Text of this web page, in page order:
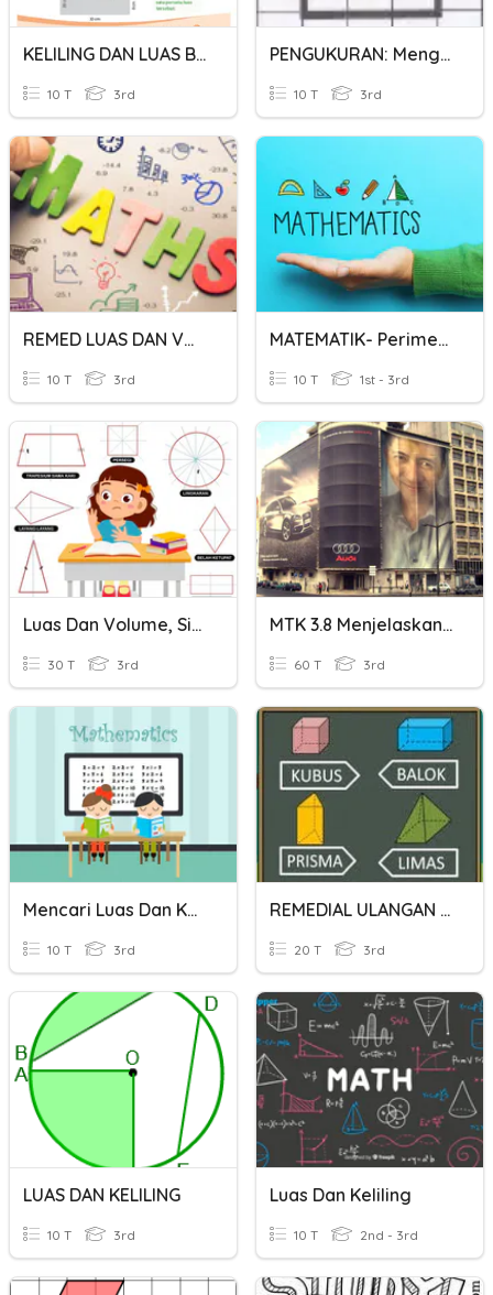
KELILING DAN LUAS BANGUN DATAR
10 T 3rd
PENGUKURAN: Mengukur Luas Permukaan Sekata -Tahun 3
10 T 3rd
REMED LUAS DAN VOLUME
10 T 3rd
MATEMATIK- Perimeter Dan Luas
10 T 1st - 3rd
Luas Dan Volume, Simetri Lipat Dan Simetri Putar
30 T 3rd
MTK 3.8 Menjelaskan Dan Menentukan Luas Dan Volume
60 T 3rd
Mencari Luas Dan Keliling
10 T 3rd
REMEDIAL ULANGAN BANGUN RUANG SISI DATAR KELAS 8
20 T 3rd
LUAS DAN KELILING
10 T 3rd
Luas Dan Keliling
10 T 2nd - 3rd